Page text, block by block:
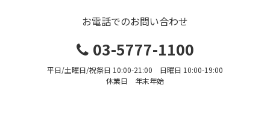
お電話でのお問い合わせ
03-5777-1100
平日/土曜日/祝祭日 10:00-21:00 日曜日 10:00-19:00
休業日 年末年始